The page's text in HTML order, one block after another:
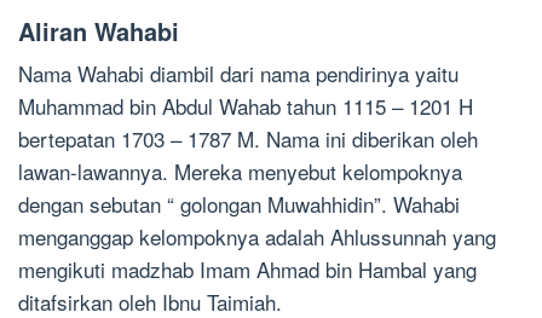
Aliran Wahabi
Nama Wahabi diambil dari nama pendirinya yaitu
Muhammad bin Abdul Wahab tahun 1115 – 1201 H
bertepatan 1703 – 1787 M. Nama ini diberikan oleh
lawan-lawannya. Mereka menyebut kelompoknya
dengan sebutan “ golongan Muwahhidin”. Wahabi
menganggap kelompoknya adalah Ahlussunnah yang
mengikuti madzhab Imam Ahmad bin Hambal yang
ditafsirkan oleh Ibnu Taimiah.